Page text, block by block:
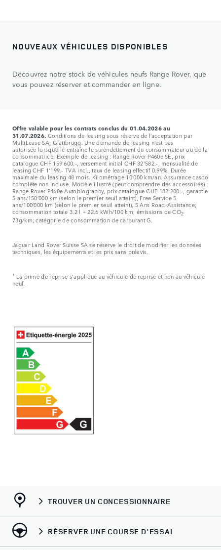
NOUVEAUX VÉHICULES DISPONIBLES
Découvrez notre stock de véhicules neufs Range Rover, que
vous pouvez réserver et commander en ligne.
Offre valable pour les contrats conclus du 01.04.2026 au
31.07.2026. Conditions de leasing sous réserve de l’acceptation par
MultiLease SA, Glattbrugg. Une demande de leasing n’est pas
autorisée lorsqu’elle entraîne le surendettement du consommateur ou de la
consommatrice. Exemple de leasing : Range Rover P460e SE, prix
catalogue CHF 159'600.-, versement initial CHF 32'582.-, mensualité de
leasing CHF 1'199.- TVA incl., taux de leasing effectif 0.99%. Durée
maximale du leasing 48 mois. Kilométrage 10’000 km/an. Assurance casco
complète non incluse. Modèle illustré (peut comprendre des accessoires) :
Range Rover P460e Autobiography, prix catalogue CHF 182'200.-, garantie
5 ans/150’000 km (selon le premier seuil atteint), Free Service 5
ans/100’000 km (selon le premier seuil atteint), 5 Ans Road-Assistance;
consommation totale 3.2 l + 22.6 kWh/100 km; émissions de CO2
73g/km; catégorie de consommation de carburant G.
Jaguar Land Rover Suisse SA se réserve le droit de modifier les données
techniques, les équipements et les prix sans préavis.
1 La prime de reprise s'applique au véhicule de reprise et non au véhicule
neuf.
TROUVER UN CONCESSIONNAIRE
RÉSERVER UNE COURSE D'ESSAI